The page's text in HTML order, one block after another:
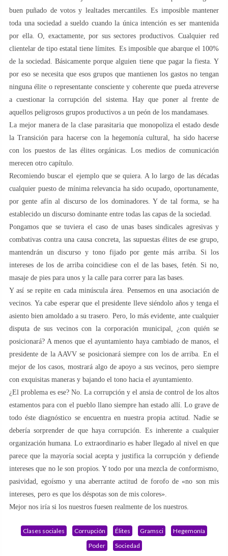
buen puñado de votos y lealtades mercantiles. Es imposible mantener
toda una sociedad a sueldo cuando la única intención es ser mantenida
por ella. O, exactamente, por sus sectores productivos. Cualquier red
clientelar de tipo estatal tiene límites. Es imposible que abarque el 100%
de la sociedad. Básicamente porque alguien tiene que pagar la fiesta. Y
por eso se necesita que esos grupos que mantienen los gastos no tengan
ninguna élite o representante consciente y coherente que pueda atreverse
a cuestionar la corrupción del sistema. Hay que poner al frente de
aquellos peligrosos grupos productivos a un peón de los mandamases.
La mejor manera de la clase parasitaria que monopoliza el estado desde
la Transición para hacerse con la hegemonía cultural, ha sido hacerse
con los puestos de las élites orgánicas. Los medios de comunicación
merecen otro capítulo.
Recomiendo buscar el ejemplo que se quiera. A lo largo de las décadas
cualquier puesto de mínima relevancia ha sido ocupado, oportunamente,
por gente afín al discurso de los dominadores. Y de tal forma, se ha
establecido un discurso dominante entre todas las capas de la sociedad.
Pongamos que se tuviera el caso de unas bases sindicales agresivas y
combativas contra una causa concreta, las supuestas élites de ese grupo,
mantendrán un discurso y tono fijado por gente más arriba. Si los
intereses de los de arriba coincidiese con el de las bases, fetén. Si no,
masaje de pies para unos y la calle para correr para las bases.
Y así se repite en cada minúscula área. Pensemos en una asociación de
vecinos. Ya cabe esperar que el presidente lleve siéndolo años y tenga el
asiento bien amoldado a su trasero. Pero, lo más evidente, ante cualquier
disputa de sus vecinos con la corporación municipal, ¿con quién se
posicionará? A menos que el ayuntamiento haya cambiado de manos, el
presidente de la AAVV se posicionará siempre con los de arriba. En el
mejor de los casos, mostrará algo de apoyo a sus vecinos, pero siempre
con exquisitas maneras y bajando el tono hacia el ayuntamiento.
¿El problema es ese? No. La corrupción y el ansia de control de los altos
estamentos para con el pueblo llano siempre han estado allí. Lo grave de
todo éste diagnóstico se encuentra en nuestra propia actitud. Nadie se
debería sorprender de que haya corrupción. Es inherente a cualquier
organización humana. Lo extraordinario es haber llegado al nivel en que
parece que la mayoría social acepta y justifica la corrupción y defiende
intereses que no le son propios. Y todo por una mezcla de conformismo,
pasividad, egoísmo y una aberrante actitud de forofo de «no son mis
intereses, pero es que los déspotas son de mis colores».
Mejor nos iría si los nuestros fuesen realmente de los nuestros.
Clases sociales Corrupción Élites Gramsci
Hegemonía
Poder
Sociedad